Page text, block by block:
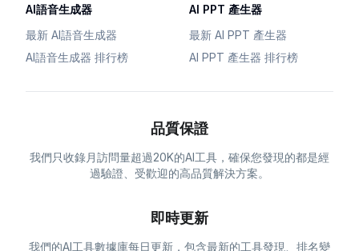
AI語音生成器
最新 AI語音生成器
AI語音生成器 排行榜
AI PPT 產生器
最新 AI PPT 產生器
AI PPT 產生器 排行榜
品質保證
我們只收錄月訪問量超過20K的AI工具，確保您發現的都是經
過驗證、受歡迎的高品質解決方案。
即時更新
我們的AI工具數據庫每日更新，包含最新的工具發現、排名變